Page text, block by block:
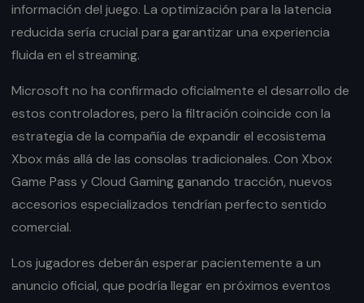
información del juego. La optimización para la latencia
reducida sería crucial para garantizar una experiencia
fluida en el streaming.
Microsoft no ha confirmado oficialmente el desarrollo de
estos controladores, pero la filtración coincide con la
estrategia de la compañía de expandir el ecosistema
Xbox más allá de las consolas tradicionales. Con Xbox
Game Pass y Cloud Gaming ganando tracción, nuevos
accesorios especializados tendrían perfecto sentido
comercial.
Los jugadores deberán esperar pacientemente a un
anuncio oficial, que podría llegar en próximos eventos